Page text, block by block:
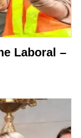
Laboral –